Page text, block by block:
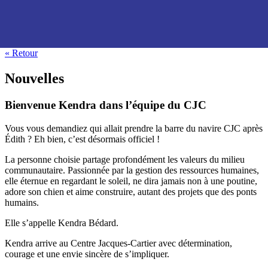
« Retour
Nouvelles
Bienvenue Kendra dans l’équipe du CJC
Vous vous demandiez qui allait prendre la barre du navire CJC après
Édith ? Eh bien, c’est désormais officiel !
La personne choisie partage profondément les valeurs du milieu
communautaire. Passionnée par la gestion des ressources humaines,
elle éternue en regardant le soleil, ne dira jamais non à une poutine,
adore son chien et aime construire, autant des projets que des ponts
humains.
Elle s’appelle Kendra Bédard.
Kendra arrive au Centre Jacques-Cartier avec détermination,
courage et une envie sincère de s’impliquer.